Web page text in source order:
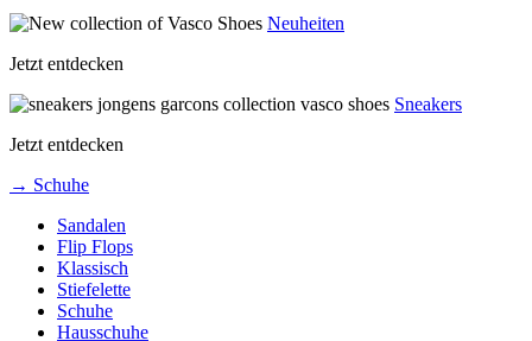
Neuheiten
Jetzt entdecken
Sneakers
Jetzt entdecken
→ Schuhe
Sandalen
Flip Flops
Klassisch
Stiefelette
Schuhe
Hausschuhe